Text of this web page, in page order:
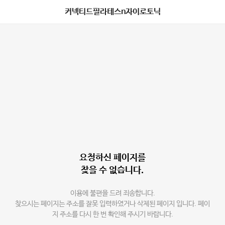
커넥티드필라테스n자이로토닉
요청하신 페이지를
찾을 수 없습니다.
이용에 불편을 드려 죄송합니다.
찾으시는 페이지는 주소를 잘못 입력하였거나 삭제된 페이지 입니다. 페이
지 주소를 다시 한 번 확인해 주시기 바랍니다.